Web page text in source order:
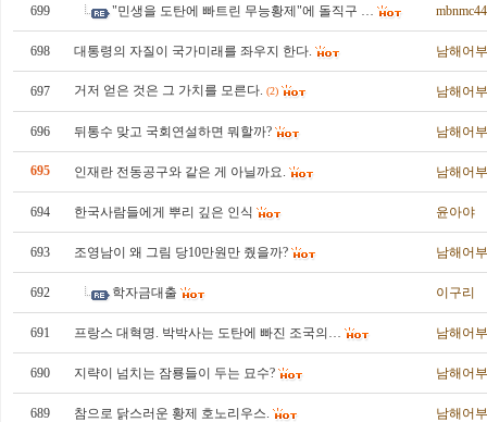
699 "민생을 도탄에 빠트린 무능황제"에 돌직구 … mbnmc44
698 대통령의 자질이 국가미래를 좌우지 한다. 남해어부
697 거저 얻은 것은 그 가치를 모른다. (2) 남해어부
696 뒤통수 맞고 국회연설하면 뭐할까? 남해어부
695 인재란 전동공구와 같은 게 아닐까요. 남해어부
694 한국사람들에게 뿌리 깊은 인식 윤아야
693 조영남이 왜 그림 당10만원만 줬을까? 남해어부
692 학자금대출 이구리
691 프랑스 대혁명. 박박사는 도탄에 빠진 조국의… 남해어부
690 지략이 넘치는 잠룡들이 두는 묘수? 남해어부
689 참으로 닭스러운 황제 호노리우스. 남해어부